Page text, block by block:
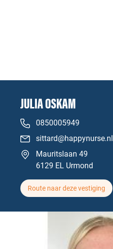
JULIA OSKAM
0850005949
sittard@happynurse.nl
Mauritslaan 49
6129 EL Urmond
Route naar deze vestiging